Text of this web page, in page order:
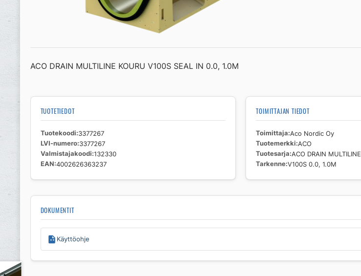
ACO DRAIN MULTILINE KOURU V100S SEAL IN 0.0, 1.0M
TUOTETIEDOT
Tuotekoodi 3377267
LVI-numero 3377267
Valmistajakoodi 132330
EAN 4002626363237
TOIMITTAJAN TIEDOT
Toimittaja Aco Nordic Oy
Tuotemerkki ACO
Tuotesarja ACO DRAIN MULTILINE
Tarkenne V100S 0.0, 1.0M
DOKUMENTIT
Käyttöohje